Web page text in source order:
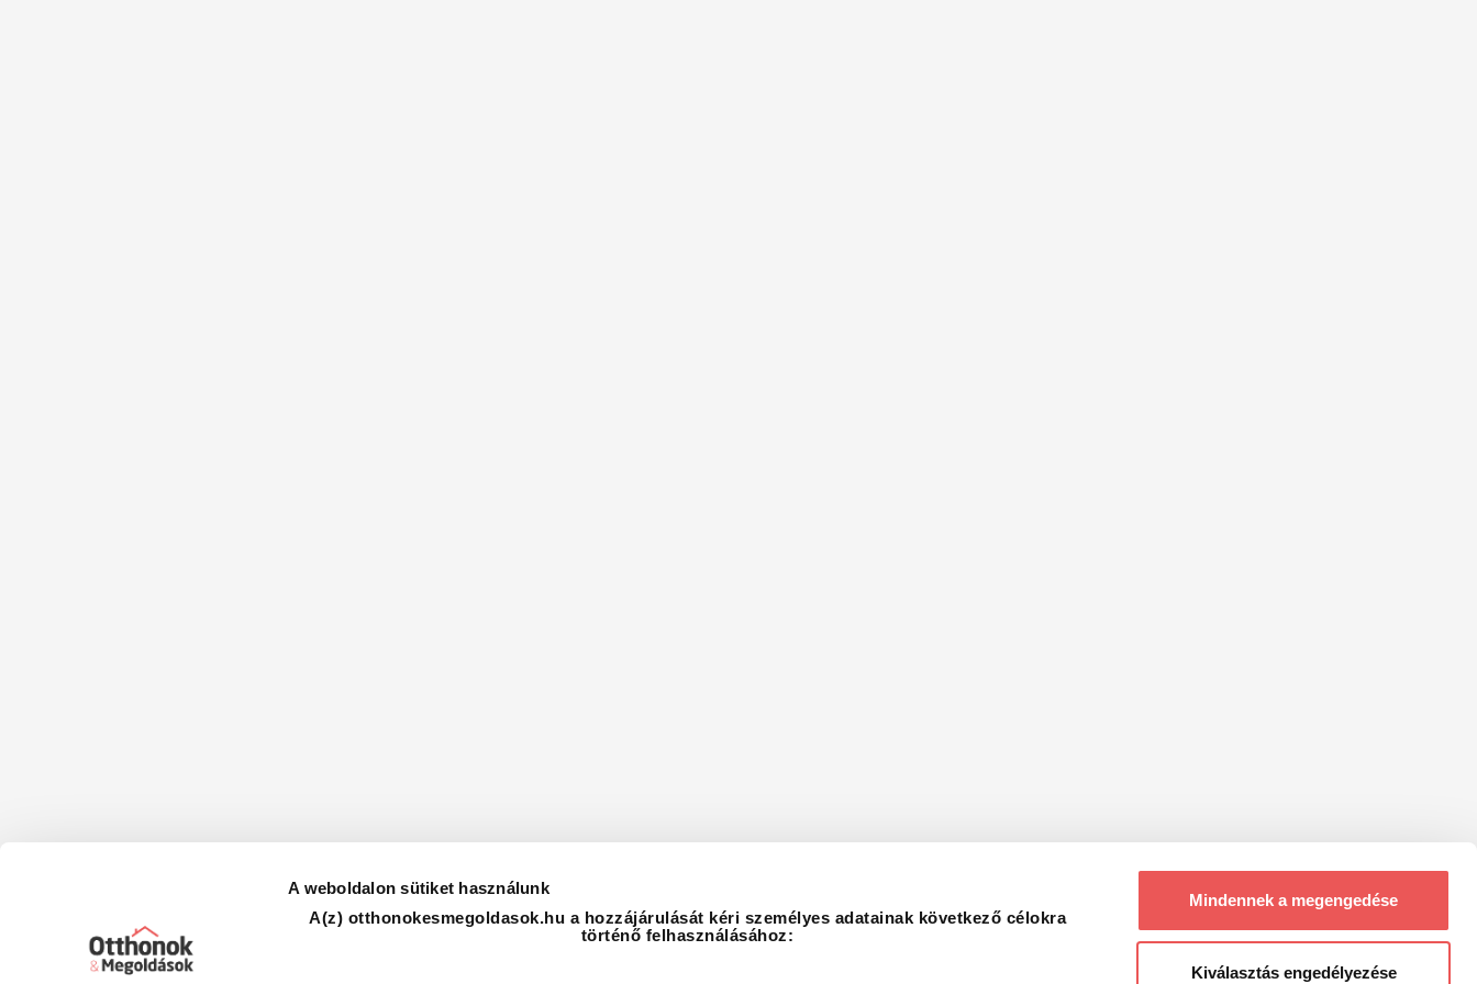
A weboldalon sütiket használunk
A(z) otthonokesmegoldasok.hu a hozzájárulását kéri személyes adatainak következő célokra
történő felhasználásához:
Mindennek a megengedése
Kiválasztás engedélyezése